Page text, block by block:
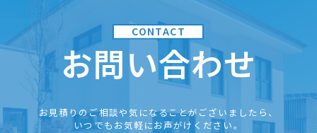
お問い合わせ
お見積りのご相談や気になることがございましたら、
いつでもお気軽にお声がけください。